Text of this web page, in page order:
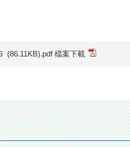
(86.11KB).pdf 檔案下載